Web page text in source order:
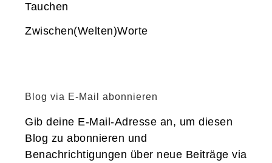
Tauchen
Zwischen(Welten)Worte
Blog via E-Mail abonnieren
Gib deine E-Mail-Adresse an, um diesen
Blog zu abonnieren und
Benachrichtigungen über neue Beiträge via